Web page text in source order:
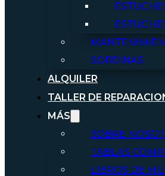
SORDINAS
ALQUILER
TALLER DE
MÁS
SOBRE
TABLAS
LIBROS DE